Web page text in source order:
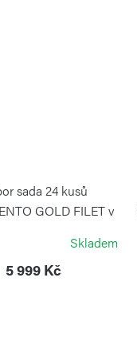
sada 24 kusů
GOLD FILET v
Skladem
5 999 Kč